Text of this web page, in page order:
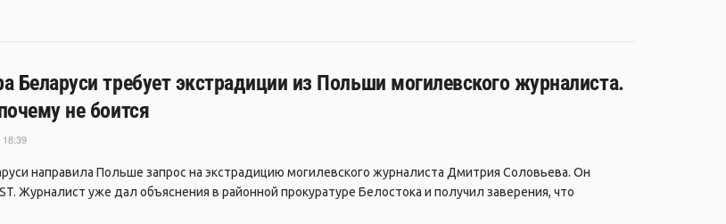
Беларуси требует экстрадиции из Польши могилевского журналиста.
не боится
направила Польше запрос на экстрадицию могилевского журналиста Дмитрия Соловьева. Он
Журналист уже дал объяснения в районной прокуратуре Белостока и получил заверения, что